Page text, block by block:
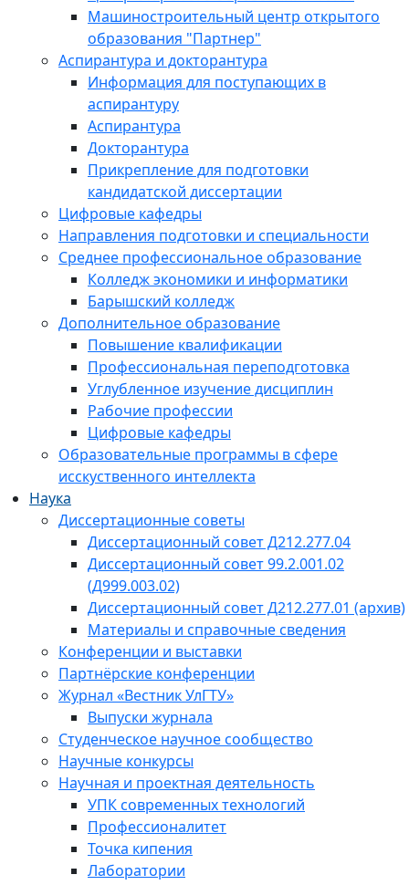
Машиностроительный центр открытого
образования "Партнер"
Аспирантура и докторантура
Информация для поступающих в
аспирантуру
Аспирантура
Докторантура
Прикрепление для подготовки
кандидатской диссертации
Цифровые кафедры
Направления подготовки и специальности
Среднее профессиональное образование
Колледж экономики и информатики
Барышский колледж
Дополнительное образование
Повышение квалификации
Профессиональная переподготовка
Углубленное изучение дисциплин
Рабочие профессии
Цифровые кафедры
Образовательные программы в сфере
исскуственного интеллекта
Наука
Диссертационные советы
Диссертационный совет Д212.277.04
Диссертационный совет 99.2.001.02
(Д999.003.02)
Диссертационный совет Д212.277.01 (архив)
Материалы и справочные сведения
Конференции и выставки
Партнёрские конференции
Журнал «Вестник УлГТУ»
Выпуски журнала
Студенческое научное сообщество
Научные конкурсы
Научная и проектная деятельность
УПК современных технологий
Профессионалитет
Точка кипения
Лаборатории